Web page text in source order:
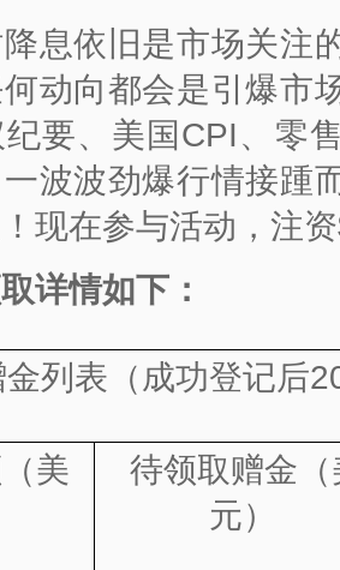
息依旧是市场关注
动向都会是引爆市
要、美国CPI、零
波波劲爆行情接踵
现在参与活动，注
详情如下：
金列表（成功登记后
美
待领取赠金（
元）